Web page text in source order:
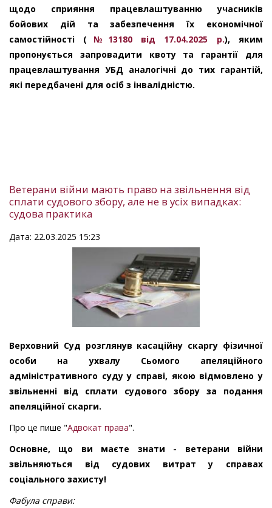
щодо сприяння працевлаштуванню учасників
бойових дій та забезпечення їх економічної
самостійності ( №13180 від 17.04.2025 р.), яким
пропонується запровадити квоту та гарантії для
працевлаштування УБД аналогічні до тих гарантій,
які передбачені для осіб з інвалідністю.
Ветерани війни мають право на звільнення від
сплати судового збору, але не в усіх випадках:
судова практика
Дата: 22.03.2025 15:23
Верховний Суд розглянув касаційну скаргу фізичної
особи на ухвалу Сьомого апеляційного
адміністративного суду у справі, якою відмовлено у
звільненні від сплати судового збору за подання
апеляційної скарги.
Про це пише "Адвокат права".
Основне, що ви маєте знати - ветерани війни
звільняються від судових витрат у справах
соціального захисту!
Фабула справи: